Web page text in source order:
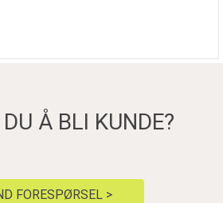
Å BLI KUNDE?
FORESPØRSEL >